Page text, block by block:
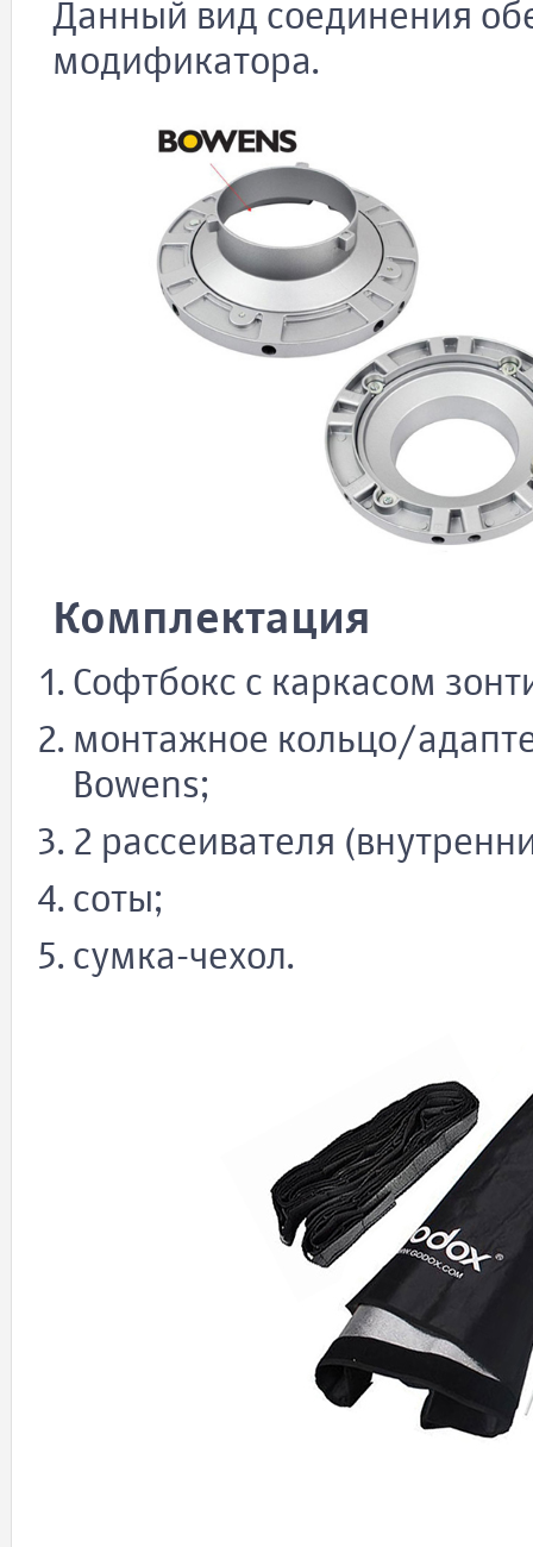
Данный вид соединения
модификатора.
Комплектация
Софтбокс с каркасом
монтажное кольцо/
Bowens;
2 рассеивателя
соты;
сумка-чехол.